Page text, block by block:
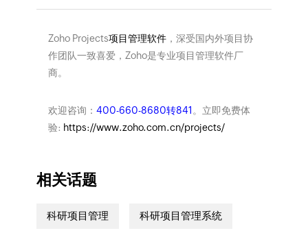
Zoho Projects项目管理软件，深受国内外项目协
作团队一致喜爱，Zoho是专业项目管理软件厂
商。
欢迎咨询： 400-660-8680转841 。立即免费体
验: https://www.zoho.com.cn/projects/
相关话题
科研项目管理 科研项目管理系统